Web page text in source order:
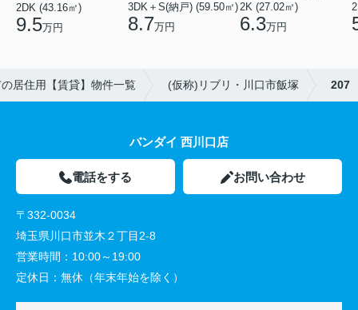
2DK (43.16㎡)
9.5万円
3DK＋S(納戸) (59.50㎡)
8.7万円
2K (27.02㎡)
6.3万円
居住用【賃貸】物件一覧 (仮称)リブリ・川口市飯塚 207
バンダイ 西川口店
電話をする お問い合わせ
〒332-0034
埼玉県川口市並木２丁目2-8
営業時間： 10:00～19:00
定休日： 無休（年末年始を除く）